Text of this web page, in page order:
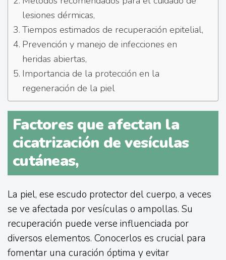
lesiones dérmicas,
Tiempos estimados de recuperación epitelial,
Prevención y manejo de infecciones en
heridas abiertas,
Importancia de la protección en la
regeneración de la piel
Factores que afectan la
cicatrización de vesículas
cutáneas,
La piel, ese escudo protector del cuerpo, a veces
se ve afectada por vesículas o ampollas. Su
recuperación puede verse influenciada por
diversos elementos. Conocerlos es crucial para
fomentar una curación óptima y evitar